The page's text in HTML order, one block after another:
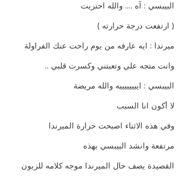
البيبسي : آه .... والله احتريت
( ارتفعت درجة حرارته )
ميرندا : ايه عارفه من يوم راحت عنك الفراولة
وانت متجه علي وتعبتني وكسرت قلبي ..
البيبسي : اييييييييه والله مريضة
لا أكون انا السبب
وفي هذه الاثناء اصبحت حرارة الميرندا
مرتفعة وانشد البيبسي بهذه
القصيدة يصف حال الميرندا موجه كلامه للزبون